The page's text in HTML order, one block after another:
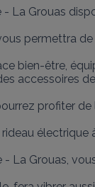
La Grouas
permettra
bien-être,
accessoires
profiter
- La Grouas,